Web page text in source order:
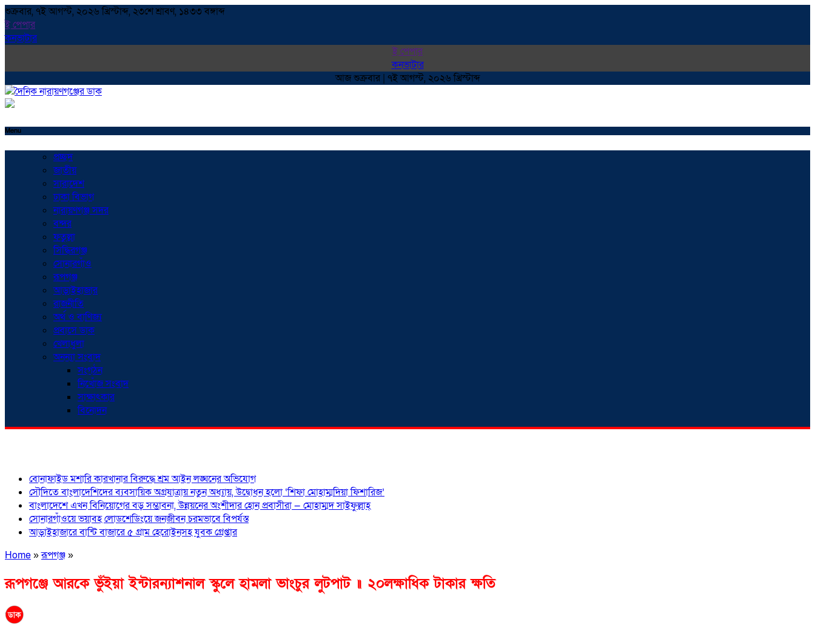
শুক্রবার, ৭ই আগস্ট, ২০২৬ খ্রিস্টাব্দ, ২৩শে শ্রাবণ, ১৪৩৩ বঙ্গাব্দ
ই পেপার
কনভাটার
ই পেপার
কনভাটার
আজ শুক্রবার | ৭ই আগস্ট, ২০২৬ খ্রিস্টাব্দ
Menu
প্রচ্ছদ
জাতীয়
সারাদেশ
ঢাকা বিভাগ
নারায়ণগঞ্জ সদর
বন্দর
ফতুল্লা
সিদ্ধিরগঞ্জ
সোনারগাঁও
রূপগঞ্জ
আড়াইহাজার
রাজনীতি
অর্থ ও বাণিজ্য
প্রবাসে ডাক
খেলাধুলা
অনন্যা সংবাদ
সংগঠন
নিখোঁজ সংবাদ
সাক্ষাৎকার
বিনোদন
বোনাফাইড মশারি কারখানার বিরুদ্ধে শ্রম আইন লঙ্ঘনের অভিযোগ
সৌদিতে বাংলাদেশিদের ব্যবসায়িক অগ্রযাত্রায় নতুন অধ্যায়, উদ্বোধন হলো ‘শিফা মোহাম্মদিয়া ফিশারিজ’
বাংলাদেশে এখন বিনিয়োগের বড় সম্ভাবনা, উন্নয়নের অংশীদার হোন প্রবাসীরা — মোহাম্মদ সাইফুল্লাহ্
সোনারগাঁওয়ে ভয়াবহ লোডশেডিংয়ে জনজীবন চরমভাবে বিপর্যস্ত
আড়াইহাজারে বান্টি বাজারে ৫ গ্রাম হেরোইনসহ যুবক গ্রেপ্তার
Home»রূপগঞ্জ»
রূপগঞ্জে আরকে ভুঁইয়া ইন্টারন্যাশনাল স্কুলে হামলা ভাংচুর লুটপাট ॥ ২০লক্ষাধিক টাকার ক্ষতি